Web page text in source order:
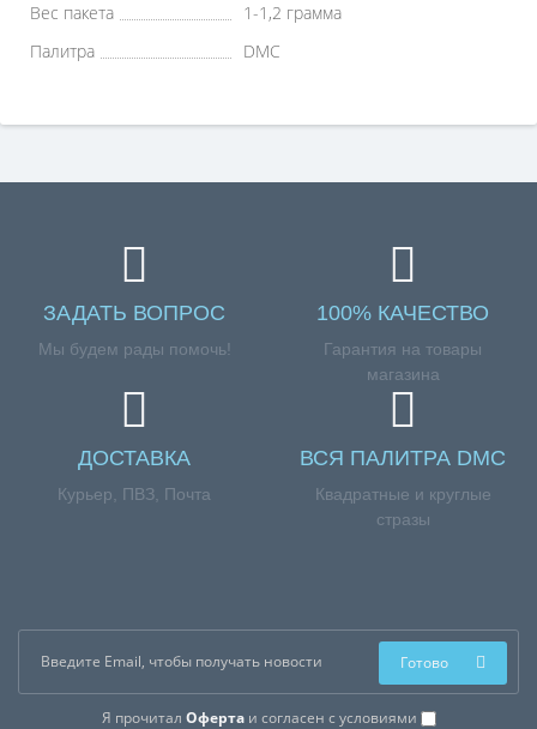
Вес пакета
1-1,2 грамма
Палитра
DMC
ЗАДАТЬ ВОПРОС
Мы будем рады помочь!
100% КАЧЕСТВО
Гарантия на товары
магазина
ДОСТАВКА
Курьер, ПВЗ, Почта
ВСЯ ПАЛИТРА DMC
Квадратные и круглые
стразы
Я прочитал Офертаи согласен с условиями
Готово